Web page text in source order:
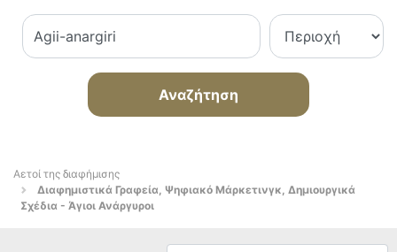
Αναζήτηση
Αετοί της διαφήμισης
Διαφημιστικά Γραφεία, Ψηφιακό Μάρκετινγκ, Δημιουργικά
Σχέδια - Άγιοι Ανάργυροι